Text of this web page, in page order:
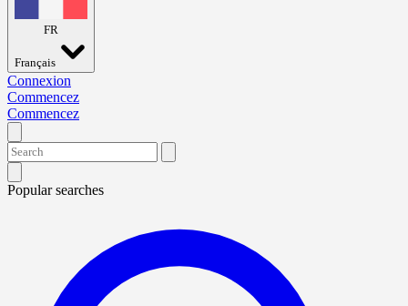
FR
Français
Connexion
Commencez
Commencez
Popular searches